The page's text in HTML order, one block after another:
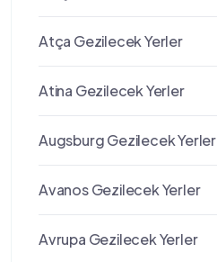
Atça Gezilecek Yerler
Atina Gezilecek Yerler
Augsburg Gezilecek Yerler
Avanos Gezilecek Yerler
Avrupa Gezilecek Yerler